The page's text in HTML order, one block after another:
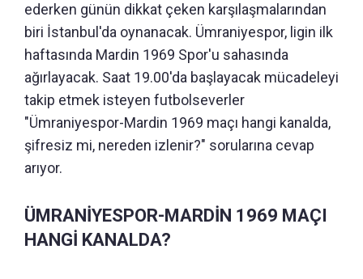
ederken günün dikkat çeken karşılaşmalarından
biri İstanbul'da oynanacak. Ümraniyespor, ligin ilk
haftasında Mardin 1969 Spor'u sahasında
ağırlayacak. Saat 19.00'da başlayacak mücadeleyi
takip etmek isteyen futbolseverler
"Ümraniyespor-Mardin 1969 maçı hangi kanalda,
şifresiz mi, nereden izlenir?" sorularına cevap
arıyor.
ÜMRANİYESPOR-MARDİN 1969 MAÇI
HANGİ KANALDA?